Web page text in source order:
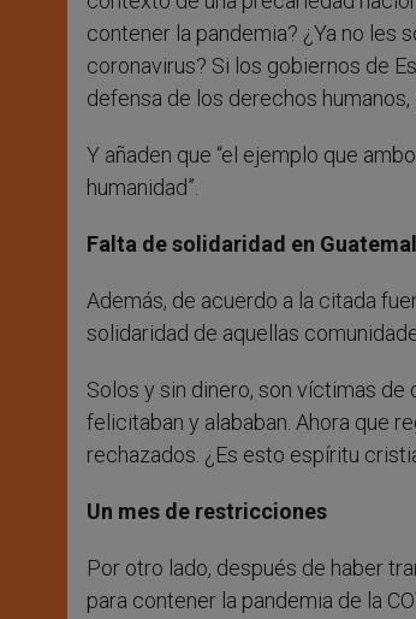
contener la pandemia? ¿Ya no les
coronavirus? Si los gobiernos de
defensa de los derechos
Y añaden que “el ejemplo que
humanidad”.
Falta de solidaridad en
Además, de acuerdo a la citada
solidaridad de aquellas
Solos y sin dinero, son víctimas de
felicitaban y alababan. Ahora que
rechazados. ¿Es esto espíritu
Un mes de restricciones
Por otro lado, después de haber
para contener la pandemia de la